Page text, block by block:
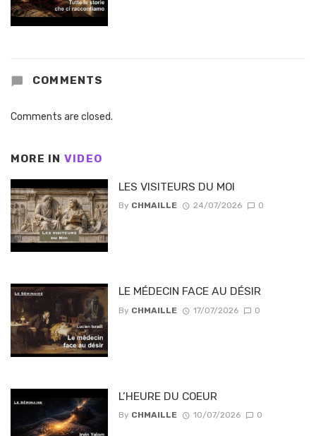
COMMENTS
Comments are closed.
MORE IN VIDEO
LES VISITEURS DU MOI
By CHMAILLE 24/07/2026 0
LE MÉDECIN FACE AU DÉSIR
By CHMAILLE 17/07/2026 0
L’HEURE DU COEUR
By CHMAILLE 10/07/2026 0